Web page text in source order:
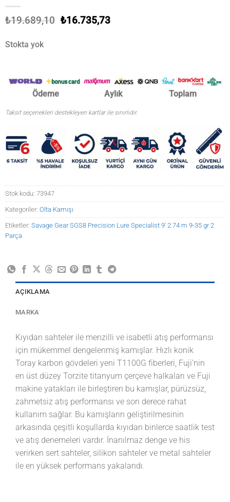
₺19.689,10 Orijinal
₺16.735,73Şu
Stokta yok
Ödeme Aylık Toplam
Taksit seçenekleri destekleyen kartlar ile sınırlıdır.
Stok kodu: 73947
Kategoriler: Olta Kamışı
Etiketler: Savage Gear SGS8 Precision Lure Specialist 9' 2.74 m 9-35 gr 2
Parça
AÇIKLAMA
MARKA
Kıyıdan sahteler ile menzilli ve isabetli atış performansı
için mükemmel dengelenmiş kamışlar. Hızlı konik
Toray karbon gövdeleri yeni T1100G fiberleri, Fuji’nin
en üst düzey Torzite titanyum çerçeve halkaları ve Fuji
makine yatakları ile birleştiren bu kamışlar, pürüzsüz,
zahmetsiz atış performansı ve son derece rahat
kullanım sağlar. Bu kamışların geliştirilmesinin
arkasında çeşitli koşullarda kıyıdan binlerce saatlik test
ve atış denemeleri vardır. İnanılmaz denge ve his
verirken sert sahteler, silikon sahteler ve metal sahteler
ile en yüksek performans yakalandı.